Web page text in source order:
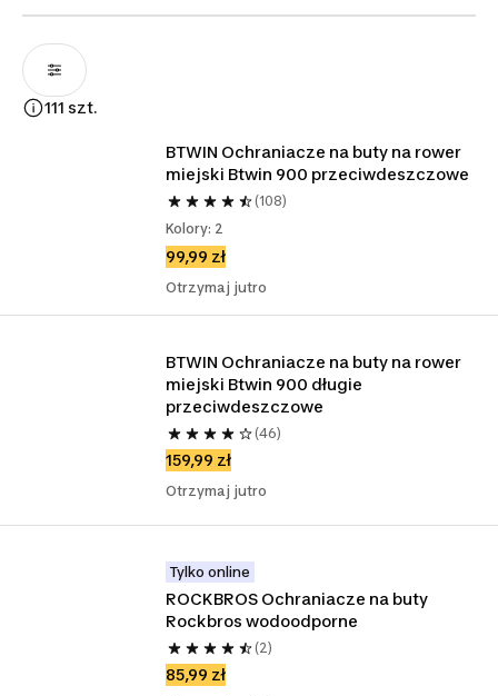
111 szt.
BTWIN Ochraniacze na buty na rower
miejski Btwin 900 przeciwdeszczowe
(108)
Kolory: 2
99,99 zł
Otrzymaj jutro
BTWIN Ochraniacze na buty na rower
miejski Btwin 900 długie
przeciwdeszczowe
(46)
159,99 zł
Otrzymaj jutro
Tylko online
ROCKBROS Ochraniacze na buty
Rockbros wodoodporne
(2)
85,99 zł